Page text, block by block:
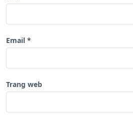
Email *
Trang web